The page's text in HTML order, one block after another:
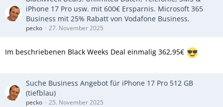
iPhone 17 Pro usw. mit 600€ Ersparnis. Microsoft 365
Business mit 25% Rabatt von Vodafone Business.
pecko 27. November 2025
Im beschriebenen Black Weeks Deal einmalig 362,95€
Suche Business Angebot für iPhone 17 Pro 512 GB
(tiefblau)
pecko 25. November 2025